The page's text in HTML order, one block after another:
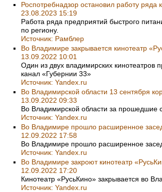
Роспотребнадзор остановил работу
23.08.2023 15:19
Работа ряда предприятий быстрого
по региону.
Источник: Рамблер
Во Владимире закрывается кинотеатр
13.09.2022 10:01
Один из двух владимирских кинотеатров
канал «Губернии 33»
Источник: Yandex.ru
Во Владимирской области 13 сентября
13.09.2022 09:33
Во Владимирской области за прошедшие
Источник: Yandex.ru
Во Владимире прошло расширенное
12.09.2022 17:58
Во Владимире прошло расширенное
Источник: Yandex.ru
Во Владимире закроют кинотеатр
12.09.2022 17:20
Кинотеатр «РусьКино» закрывается во
Источник: Yandex.ru